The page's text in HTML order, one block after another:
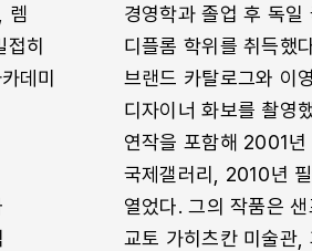
렘
접히
데미
경영학과 졸업 후 독일
디플롬 학위를 취득했
브랜드 카탈로그와 이
디자이너 화보를 촬영
연작을 포함해 2001
국제갤러리, 2010년
열었다. 그의 작품은
교토 가히츠칸 미술관,